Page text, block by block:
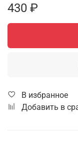
430 ₽
В избранное
Добавить в